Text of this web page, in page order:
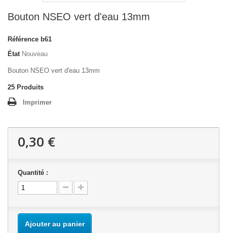
Bouton NSEO vert d'eau 13mm
Référence b61
État Nouveau
Bouton NSEO vert d'eau 13mm
25 Produits
Imprimer
0,30 €
Quantité :
Ajouter au panier